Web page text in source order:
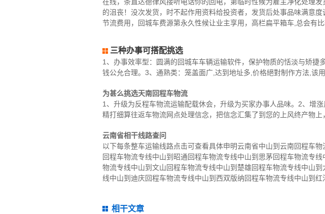
的沮丧！没次发货，时不起作用资料给投资者，发货后处事品味满意
节流费用，回城车费源第永久性候让业主享用，高栏扁平箱车,总会有
三种办事可搭配挑选
1、办事效率型：圆满的回城车车辆运输软件，保护物质的恬淡与矫
钱公允合理。3、通熟类：笼盖面广,达到地址多,价格絕對制作方法,该用
为甚么挑选天南回程车物流
1、升级为反程车物流运输配载休会，升级为买家办事人品味。2、增
精打细算往返车物流网点处理信念，把信念汇集了到您的上风终产物上
云南省相干线路查问
以下每条整车运输线路点击可查看具体申明云南省中山到云南回程车
回程车物流专线中山到昭通回程车物流专线中山到思茅回程车物流专
物流专线中山到文山回程车物流专线中山到楚雄回程车物流专线中山
线中山到迪庆回程车物流专线中山到西双版纳回程车物流专线中山到
相干文章